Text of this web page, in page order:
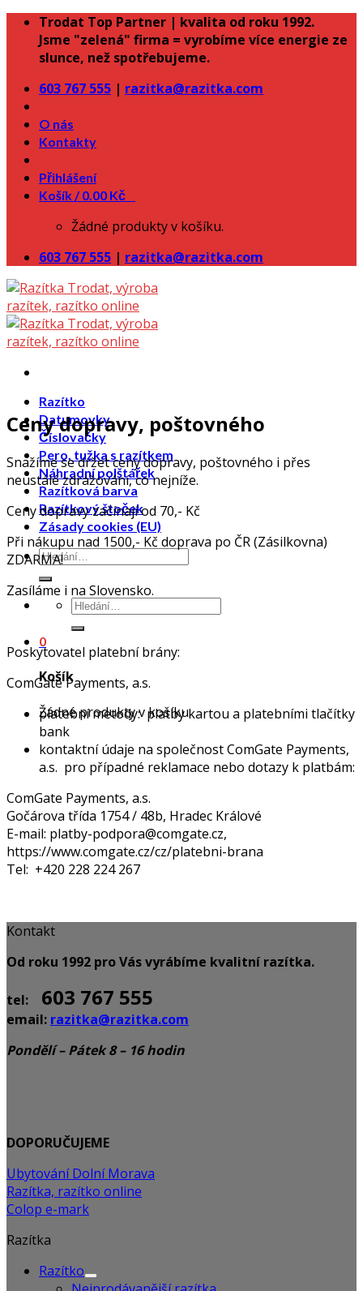
Skip
content
Trodat Top Partner | kvalita od roku 1992.
Jsme "zelená" firma = vyrobíme více energie ze
slunce, než spotřebujeme.
603 767 555 | razitka@razitka.com
O nás
Kontakty
Přihlášení
Košík /0.00 Kč
Žádné produkty v košíku.
603 767 555 | razitka@razitka.com
Razítko
Datumovky
Číslovačky
Pero, tužka s razítkem
Náhradní polštářek
Razítková barva
Razítkový štoček
Zásady cookies (EU)
0
Košík
Žádné produkty v košíku.
Ceny dopravy, poštovného
Snažíme se držet ceny dopravy, poštovného i přes
neustálé zdražování, co nejníže.
Ceny dopravy začínají od 70,- Kč
Při nákupu nad 1500,- Kč doprava po ČR (Zásilkovna)
ZDARMA!
Zasíláme i na Slovensko.
Poskytovatel platební brány:
ComGate Payments, a.s.
platební metody: platby kartou a platebními tlačítky
bank
kontaktní údaje na společnost ComGate Payments,
a.s. pro případné reklamace nebo dotazy k platbám:
ComGate Payments, a.s.
Gočárova třída 1754 / 48b, Hradec Králové
E-mail: platby-podpora@comgate.cz,
https://www.comgate.cz/cz/platebni-brana
Tel: +420 228 224 267
Kontakt
Od roku 1992 pro Vás vyrábíme kvalitní razítka.
tel: 603 767 555
email: razitka@razitka.com
Pondělí – Pátek 8 – 16 hodin
DOPORUČUJEME
Ubytování Dolní Morava
Razítka, razítko online
Colop e-mark
Razítka
Razítko